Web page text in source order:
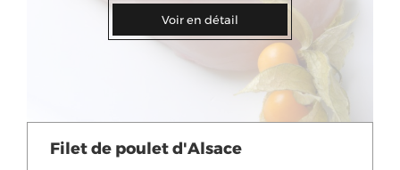
Voir en détail
Filet de poulet d'Alsace